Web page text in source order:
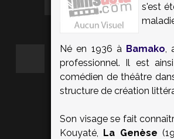
s'est
Né en 1936 à Bamako,
professionnel. Il est
comédien de théâtre
structure de création
Son visage se fait
Kouyaté, La Genèse